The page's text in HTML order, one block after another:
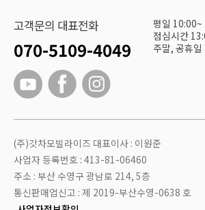
고객문의 대표전화
070-5109-4049
평일 10:00~
점심시간
주말, 공휴일
(주)갓차모빌라이즈 대표이사 : 이원준
사업자 등록번호 : 413-81-06460
주소 : 부산 수영구 광남로 214, 5층
통신판매업신고 : 제 2019-부산수영-0638 호